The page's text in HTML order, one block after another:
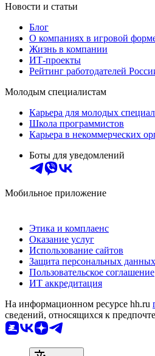
Новости и статьи
Блог
О компаниях в игровой
Жизнь в компании
ИТ-проекты
Рейтинг работодателей
Молодым специалистам
Карьера для молодых
Школа программистов
Карьера в некоммерческих
Боты для уведомлений
Мобильное приложение
Этика и комплаенс
Оказание услуг
Использование сайтов
Защита персональных данных
Пользовательское соглашение
ИТ аккредитация
На информационном ресурсе hh.ru
сведений, относящихся к